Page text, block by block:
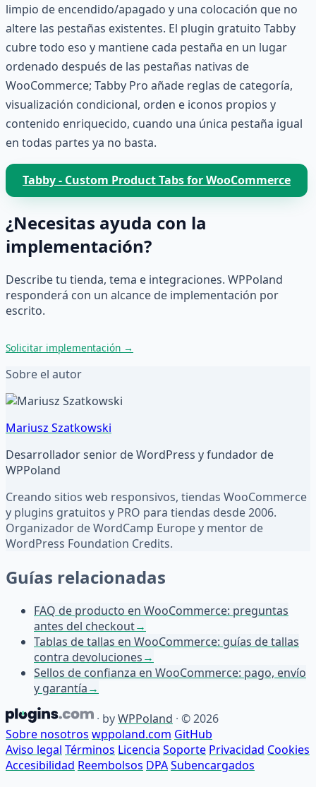
limpio de encendido/apagado y una colocación que no
altere las pestañas existentes. El plugin gratuito Tabby
cubre todo eso y mantiene cada pestaña en un lugar
ordenado después de las pestañas nativas de
WooCommerce; Tabby Pro añade reglas de categoría,
visualización condicional, orden e iconos propios y
contenido enriquecido, cuando una única pestaña igual
en todas partes ya no basta.
Tabby - Custom Product Tabs for WooCommerce
¿Necesitas ayuda con la
implementación?
Describe tu tienda, tema e integraciones. WPPoland
responderá con un alcance de implementación por
escrito.
Solicitar implementación →
Sobre el autor
Mariusz Szatkowski
Desarrollador senior de WordPress y fundador de
WPPoland
Creando sitios web responsivos, tiendas WooCommerce
y plugins gratuitos y PRO para tiendas desde 2006.
Organizador de WordCamp Europe y mentor de
WordPress Foundation Credits.
Guías relacionadas
FAQ de producto en WooCommerce: preguntas
antes del checkout→
Tablas de tallas en WooCommerce: guías de tallas
contra devoluciones→
Sellos de confianza en WooCommerce: pago, envío
y garantía→
· byWPPoland · © 2026
Sobre nosotros wppoland.com GitHub
Aviso legal Términos Licencia Soporte Privacidad Cookies
Accesibilidad Reembolsos DPASubencargados